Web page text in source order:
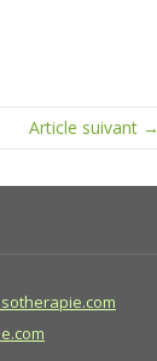
Article suivant →